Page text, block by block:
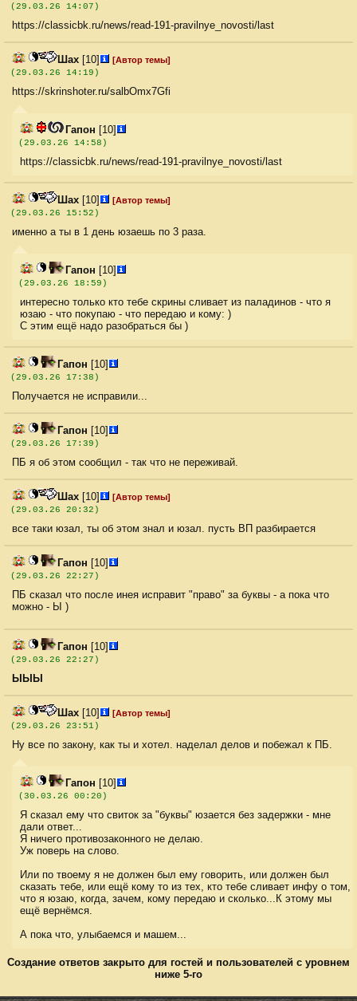
(29.03.26 14:07)
https://classicbk.ru/news/read-191-pravilnye_novosti/last
Шах [10]
[Автор темы]
(29.03.26 14:19)
https://skrinshoter.ru/salbOmx7Gfi
Гапон [10]
(29.03.26 14:58)
https://classicbk.ru/news/read-191-pravilnye_novosti/last
Шах [10]
[Автор темы]
(29.03.26 15:52)
именно а ты в 1 день юзаешь по 3 раза.
Гапон [10]
(29.03.26 18:59)
интересно только кто тебе скрины сливает из паладинов - что я
юзаю - что покупаю - что передаю и кому: )
С этим ещё надо разобраться бы )
Гапон [10]
(29.03.26 17:38)
Получается не исправили...
Гапон [10]
(29.03.26 17:39)
ПБ я об этом сообщил - так что не переживай.
Шах [10]
[Автор темы]
(29.03.26 20:32)
все таки юзал, ты об этом знал и юзал. пусть ВП разбирается
Гапон [10]
(29.03.26 22:27)
ПБ сказал что после инея исправит "право" за буквы - а пока что
можно - Ы )
Гапон [10]
(29.03.26 22:27)
ЫЫЫ
Шах [10]
[Автор темы]
(29.03.26 23:51)
Ну все по закону, как ты и хотел. наделал делов и побежал к ПБ.
Гапон [10]
(30.03.26 00:20)
Я сказал ему что свиток за "буквы" юзается без задержки - мне
дали ответ...
Я ничего противозаконного не делаю.
Уж поверь на слово.
Или по твоему я не должен был ему говорить, или должен был
сказать тебе, или ещё кому то из тех, кто тебе сливает инфу о том,
что я юзаю, когда, зачем, кому передаю и сколько...К этому мы
ещё вернёмся.
А пока что, улыбаемся и машем...
Создание ответов закрыто для гостей и пользователей с уровнем
ниже 5-го